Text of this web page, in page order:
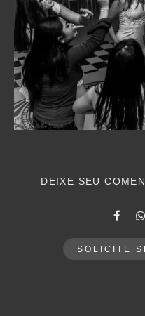
DEIXE SEU
SOLICITE